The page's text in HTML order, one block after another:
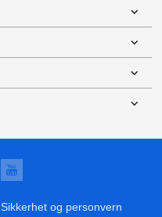
Sikkerhet og personvern